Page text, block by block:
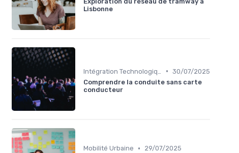
Lisbonne
• 30/07/2025
Comprendre la conduite sans carte
conducteur
Mobilité Urbaine •
29/07/2025